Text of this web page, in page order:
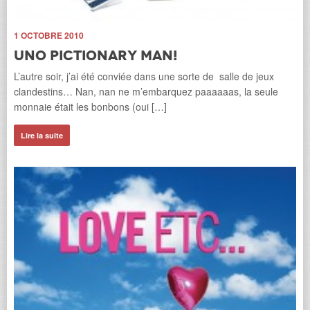
1 OCTOBRE 2010
Uno Pictionary Man!
L’autre soir, j’ai été conviée dans une sorte de salle de jeux
clandestins… Nan, nan ne m’embarquez paaaaaas, la seule
monnaie était les bonbons (oui […]
Lire la suite